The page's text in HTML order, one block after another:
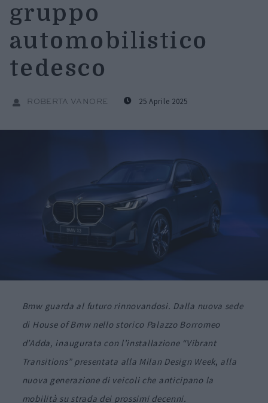
gruppo
automobilistico
tedesco
ROBERTA VANORE 25 Aprile 2025
Bmw guarda al futuro rinnovandosi. Dalla nuova sede
di House of Bmw nello storico Palazzo Borromeo
d’Adda, inaugurata con l’installazione “Vibrant
Transitions” presentata alla Milan Design Week, alla
nuova generazione di veicoli che anticipano la
mobilità su strada dei prossimi decenni.